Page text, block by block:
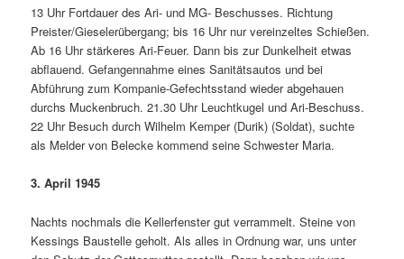
13 Uhr Fortdauer des Ari- und MG- Beschusses. Richtung
Preister/Gieselerübergang; bis 16 Uhr nur vereinzeltes Schie­ßen.
Ab 16 Uhr stärkeres Ari-Feuer. Dann bis zur Dunkelheit etwas
abflauend. Gefangennahme eines Sanitätsautos und bei
Abführung zum Kompanie-Gefechtsstand wieder abgehauen
durchs Muckenbruch. 21.30 Uhr Leuchtkugel und Ari-Beschuss.
22 Uhr Besuch durch Wilhelm Kemper (Durik) (Soldat), suchte
als Melder von Belecke kommend seine Schwester Maria.
3. April 1945
Nachts nochmals die Kellerfenster gut verrammelt. Steine von
Kessings Bau­stelle geholt. Als alles in Ordnung war, uns unter